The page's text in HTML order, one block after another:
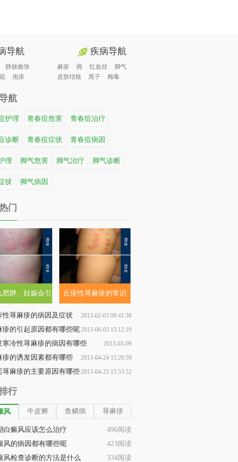
导航
静脉曲张
痣 疱疹
疾病导航
麻疹 痈 红血丝
脚气
皮肤结核
黑子 梅毒
航
护理 青春痘危害 青春痘治疗
诊断 青春痘症状 青春痘病因
理 脚气危害 脚气治疗 脚气诊断
状 脚气病因
门
肥胖、妊娠会引
起荨麻疹
丘疹性荨麻疹的常识
性荨麻疹的病因及症状 2013-02-03 09:41:38
疹的引起原因都有哪些呢2013-06-03 13:12:19
寒冷性荨麻疹的病因有哪些
2013-03-09
17:26:00
疹的诱发因素都有哪些 2013-04-24 15:28:59
荨麻疹的主要原因有哪些2013-04-23 15:53:52
行
风 牛皮癣 鱼鳞病 荨麻疹
496阅读
白癜风应该怎么治疗
423阅读
风的病因都有哪些呢
334阅读
风检查诊断的方法是什么